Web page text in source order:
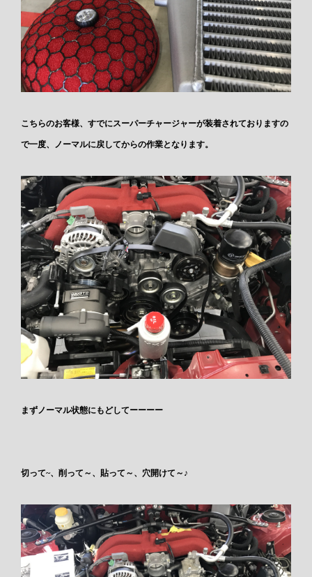
こちらのお客様、すでにスーパーチャージャーが装着されておりますの
で一度、ノーマルに戻してからの作業となります。
まずノーマル状態にもどしてーーーー
切って~、削って～、貼って～、穴開けて～♪